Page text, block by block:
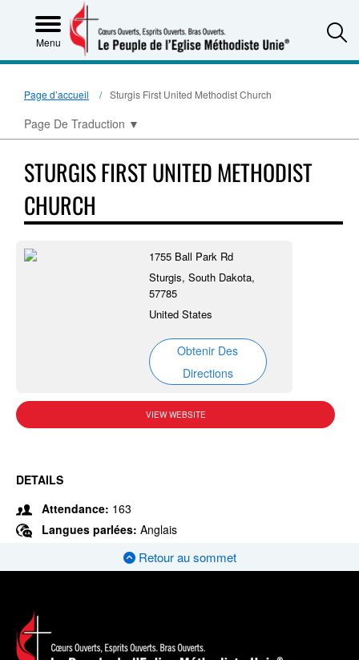
Menu
Page d’accueil Sturgis First United Methodist Church
Page De Traduction ▼
STURGIS FIRST UNITED METHODIST
CHURCH
1755 Ball Park Rd
Sturgis, South Dakota,
57785
United States
Obtenir Des
Directions
VIEW WEBSITE
DETAILS
Attendance: 163
Langues parlées: Anglais
Retour au sommet